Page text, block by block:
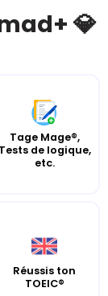
💎
Tage Mage®,
Tests de logique,
etc.
Réussis ton
TOEIC®